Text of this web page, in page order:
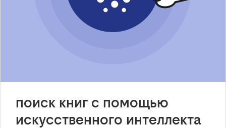
поиск книг с помощью
искусственного интеллекта